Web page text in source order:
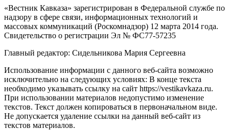
«Вестник Кавказа» зарегистрирован в Федеральной службе по
надзору в сфере связи, информационных технологий и
массовых коммуникаций (Роскомнадзор) 12 марта 2014 года.
Свидетельство о регистрации Эл № ФС77-57235
Главный редактор: Сидельникова Мария Сергеевна
Использование информации с данного веб-сайта возможно
исключительно на следующих условиях: В конце текста
необходимо указывать ссылку на сайт https://vestikavkaza.ru.
При использовании материалов недопустимо изменение
текстов. Текст должен копироваться в первоначальном виде.
Не допускается удаление ссылки на данный веб-сайт из
текстов материалов.